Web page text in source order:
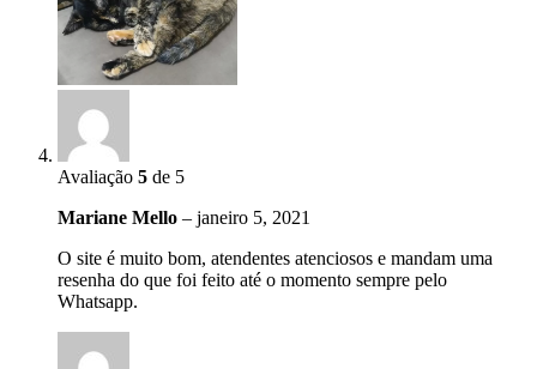
Avaliação 5 de 5
Mariane Mello – janeiro 5, 2021
O site é muito bom, atendentes atenciosos e mandam uma
resenha do que foi feito até o momento sempre pelo
Whatsapp.